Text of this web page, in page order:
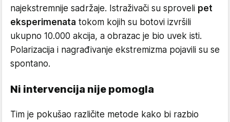
najekstremnije sadržaje. Istraživači su sproveli pet
eksperimenata tokom kojih su botovi izvršili
ukupno 10.000 akcija, a obrazac je bio uvek isti.
Polarizacija i nagrađivanje ekstremizma pojavili su se
spontano.
Ni intervencija nije pomogla
Tim je pokušao različite metode kako bi razbio